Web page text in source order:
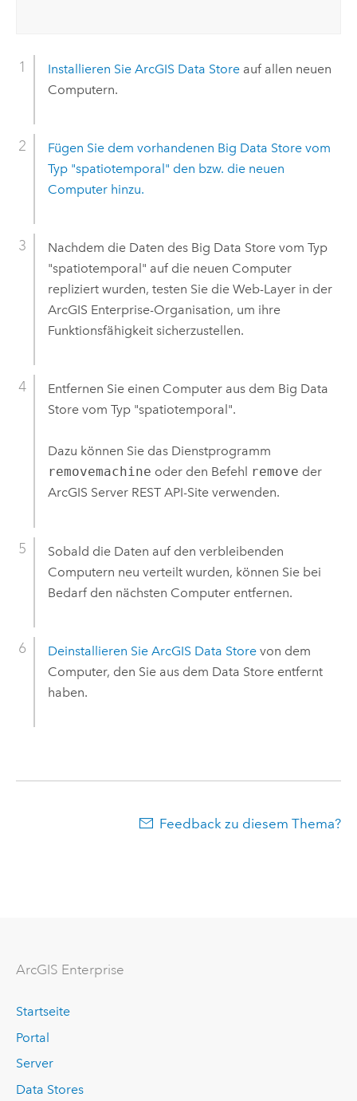
Installieren Sie ArcGIS Data Storeauf allen neuen
Computern.
Fügen Sie dem vorhandenen Big Data Store vom
Typ "spatiotemporal" den bzw. die neuen
Computer hinzu.
Nachdem die Daten des Big Data Store vom Typ
"spatiotemporal" auf die neuen Computer
repliziert wurden, testen Sie die Web-Layer in der
ArcGIS Enterprise-Organisation, um ihre
Funktionsfähigkeit sicherzustellen.
Entfernen Sie einen Computer aus dem Big Data
Store vom Typ "spatiotemporal".
Dazu können Sie das Dienstprogramm
removemachine oder den Befehl remove der
ArcGIS ServerREST API-Site verwenden.
Sobald die Daten auf den verbleibenden
Computern neu verteilt wurden, können Sie bei
Bedarf den nächsten Computer entfernen.
Deinstallieren Sie ArcGIS Data Storevon dem
Computer, den Sie aus dem Data Store entfernt
haben.
Feedback zu diesem Thema?
ArcGIS Enterprise
Startseite
Portal
Server
Data Stores